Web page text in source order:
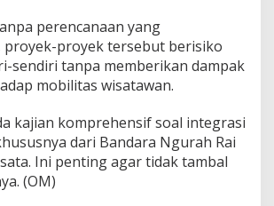
perencanaan yang
proyek-proyek tersebut berisiko
sendiri tanpa memberikan dampak
mobilitas wisatawan.
kajian komprehensif soal integrasi
dari Bandara Ngurah Rai
Ini penting agar tidak tambal
(OM)